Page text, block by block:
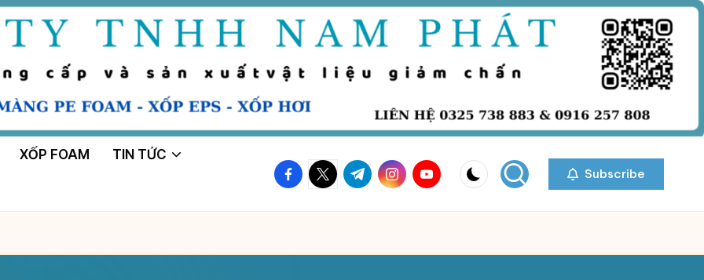
XỐP FOAM TIN TỨC
facebook.com
twitter.com
t.me instagram.com
youtube.com Subscribe